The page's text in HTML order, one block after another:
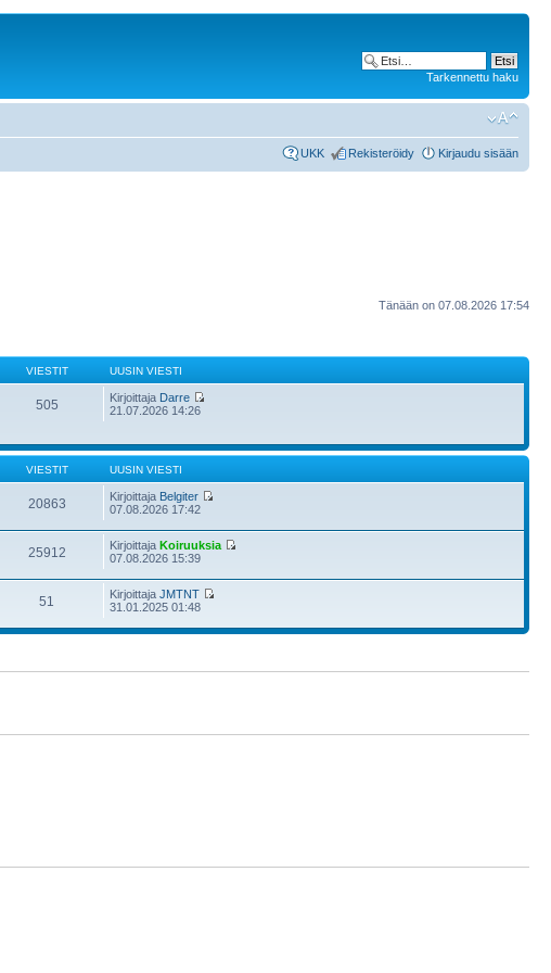
Tarkennettu haku
UKK Rekisteröidy Kirjaudu sisään
Tänään on 07.08.2026 17:54
VIESTIT UUSIN VIESTI
505 Kirjoittaja Darre
21.07.2026 14:26
VIESTIT UUSIN VIESTI
20863 Kirjoittaja Belgiter
07.08.2026 17:42
25912 KirjoittajaKoiruuksia
07.08.2026 15:39
51 KirjoittajaJMTNT
31.01.2025 01:48